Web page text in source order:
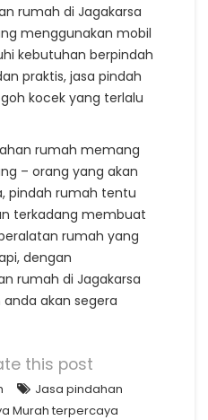
rumah di Jagakarsa
menggunakan mobil
kebutuhan berpindah
praktis, jasa pindah
kocek yang terlalu
rumah memang
– orang yang akan
pindah rumah tentu
terkadang membuat
rumah yang
dengan
rumah di Jagakarsa
akan segera
this post
Jasa pindahan
Murah terpercaya